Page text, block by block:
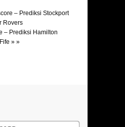
– Prediksi Stockport
Rovers
– Prediksi Hamilton
» »